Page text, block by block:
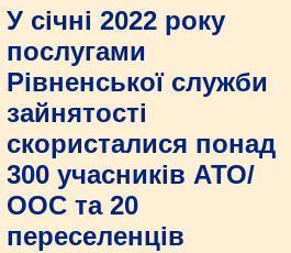
У січні 2022 року
послугами
Рівненської служби
зайнятості
скористалися понад
300 учасників АТО/
ООС та 20
переселенців